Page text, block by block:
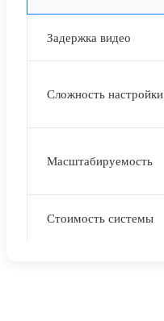
Задержка видео
Сложность настройки
Масштабируемость
Стоимость системы